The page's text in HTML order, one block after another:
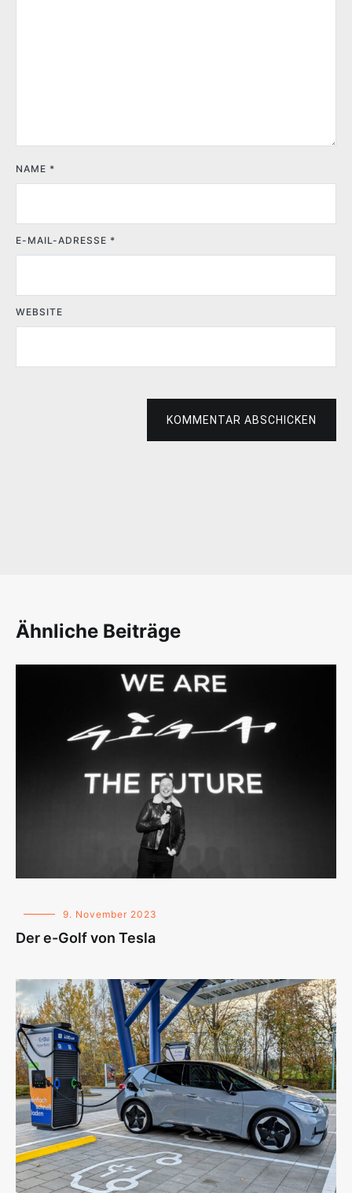
NAME *
E-MAIL-ADRESSE *
WEBSITE
KOMMENTAR ABSCHICKEN
Ähnliche Beiträge
9. November 2023
Der e-Golf von Tesla